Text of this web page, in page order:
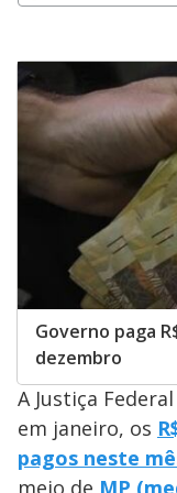
Governo paga
dezembro
A Justiça
em janeiro, os
pagos neste
meio de MP